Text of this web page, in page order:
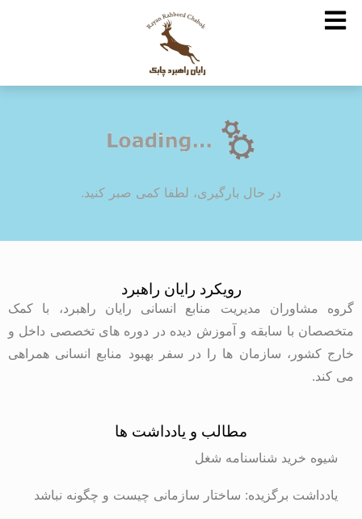
در حال بارگیری، لطفا کمی صبر کنید.
رویکرد رایان راهبرد
گروه مشاوران مدیریت منابع انسانی رایان راهبرد، با کمک
متخصصان با سابقه و آموزش دیده در دوره های تخصصی داخل و
خارج کشور، سازمان ها را در سفر بهبود منابع انسانی همراهی
می کند.
مطالب و یادداشت ها
شیوه خرید شناسنامه شغل
یادداشت برگزیده: ساختار سازمانی چیست و چگونه نباشد